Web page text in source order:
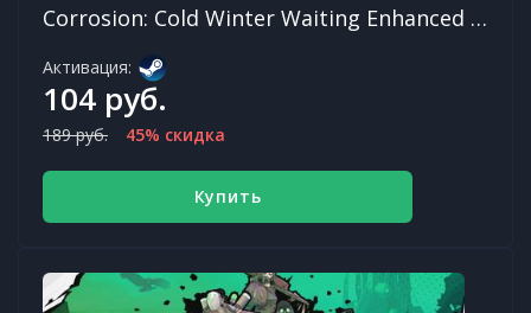
Corrosion: Cold Winter Waiting Enhanced Edition
Активация:
104 руб.
189 руб. 45% скидка
Купить